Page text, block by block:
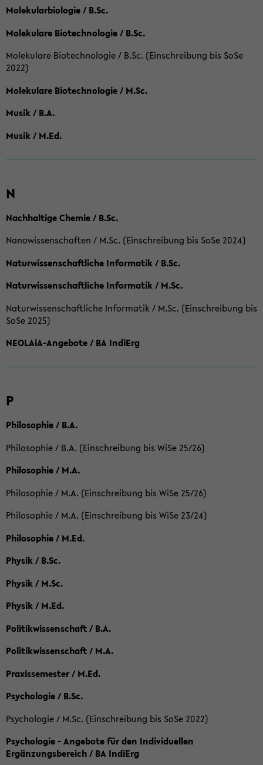
Molekularbiologie / B.Sc.
Molekulare Biotechnologie / B.Sc.
Molekulare Biotechnologie / B.Sc. (Einschreibung bis SoSe
2022)
Molekulare Biotechnologie / M.Sc.
Musik / B.A.
Musik / M.Ed.
N
Nachhaltige Chemie / B.Sc.
Nanowissenschaften / M.Sc. (Einschreibung bis SoSe 2024)
Naturwissenschaftliche Informatik / B.Sc.
Naturwissenschaftliche Informatik / M.Sc.
Naturwissenschaftliche Informatik / M.Sc. (Einschreibung bis
SoSe 2025)
NEOLAiA-Angebote / BA IndiErg
P
Philosophie / B.A.
Philosophie / B.A. (Einschreibung bis WiSe 25/26)
Philosophie / M.A.
Philosophie / M.A. (Einschreibung bis WiSe 25/26)
Philosophie / M.A. (Einschreibung bis WiSe 23/24)
Philosophie / M.Ed.
Physik / B.Sc.
Physik / M.Sc.
Physik / M.Ed.
Politikwissenschaft / B.A.
Politikwissenschaft / M.A.
Praxissemester / M.Ed.
Psychologie / B.Sc.
Psychologie / M.Sc. (Einschreibung bis SoSe 2022)
Psychologie - Angebote für den Individuellen
Ergänzungsbereich / BA IndiErg